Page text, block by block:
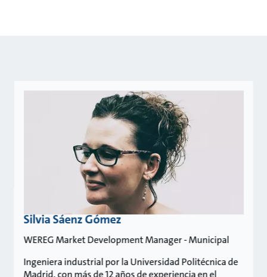
Silvia Sáenz Gómez
WEREG Market Development Manager - Municipal
Ingeniera industrial por la Universidad Politécnica de
Madrid, con más de 12 años de experiencia en el